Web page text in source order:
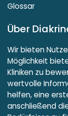
Glossar
Über
Wir bieten
Möglichkeit
Kliniken zu
wertvolle
helfen, eine
anschließend